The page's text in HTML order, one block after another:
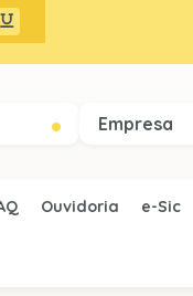
Empresa
Ouvidoria e-Sic